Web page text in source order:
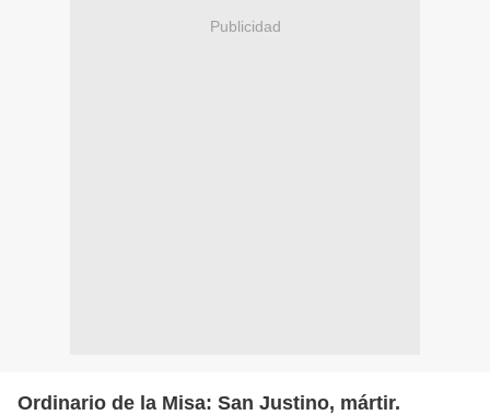
Publicidad
Ordinario de la Misa: San Justino, mártir.